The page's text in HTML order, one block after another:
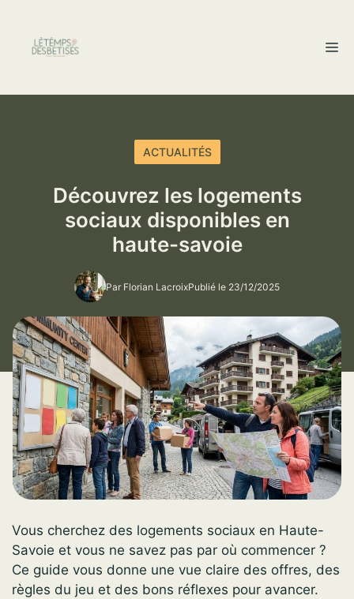
contenu
ACTUALITÉS
Découvrez les logements
sociaux disponibles en
haute-savoie
Par Florian LacroixPublié le 23/12/2025
Vous cherchez des logements sociaux en Haute-
Savoie et vous ne savez pas par où commencer ?
Ce guide vous donne une vue claire des offres, des
règles du jeu et des bons réflexes pour avancer.